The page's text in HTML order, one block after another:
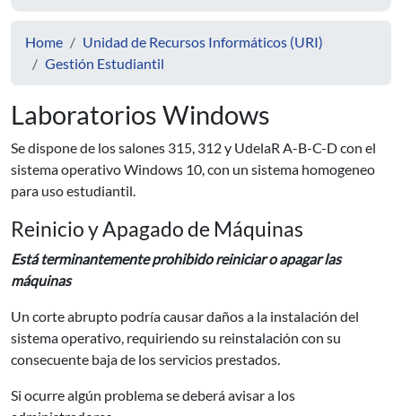
Home
Unidad de Recursos Informáticos (URI)
Gestión Estudiantil
Laboratorios Windows
Se dispone de los salones 315, 312 y UdelaR A-B-C-D con el
sistema operativo Windows 10, con un sistema homogeneo
para uso estudiantil.
Reinicio y Apagado de Máquinas
Está terminantemente prohibido reiniciar o apagar las
máquinas
Un corte abrupto podría causar daños a la instalación del
sistema operativo, requiriendo su reinstalación con su
consecuente baja de los servicios prestados.
Si ocurre algún problema se deberá avisar a los